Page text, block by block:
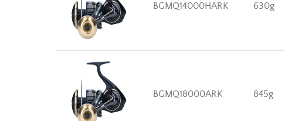
BGMQ14000HARK 630g
BGMQ18000ARK 845g